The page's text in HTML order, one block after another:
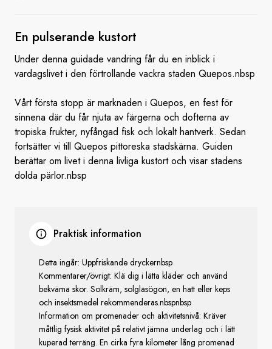
En pulserande kustort
Under denna guidade vandring får du en inblick i
vardagslivet i den förtrollande vackra staden Quepos.nbsp
Vårt första stopp är marknaden i Quepos, en fest för
sinnena där du får njuta av färgerna och dofterna av
tropiska frukter, nyfångad fisk och lokalt hantverk. Sedan
fortsätter vi till Quepos pittoreska stadskärna. Guiden
berättar om livet i denna livliga kustort och visar stadens
dolda pärlor.nbsp
Praktisk information
Detta ingår: Uppfriskande dryckernbsp
Kommentarer/övrigt: Klä dig i lätta kläder och använd
bekväma skor. Solkräm, solglasögon, en hatt eller keps
och insektsmedel rekommenderas.nbspnbsp
Information om promenader och aktivitetsnivå: Kräver
måttlig fysisk aktivitet på relativt jämna underlag och i lätt
kuperad terräng. En cirka fyra kilometer lång promenad